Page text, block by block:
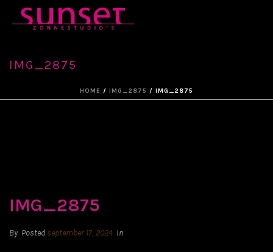
IMG_2875
HOME / IMG_2875 / IMG_2875
IMG_2875
By Posted september 17, 2024 In